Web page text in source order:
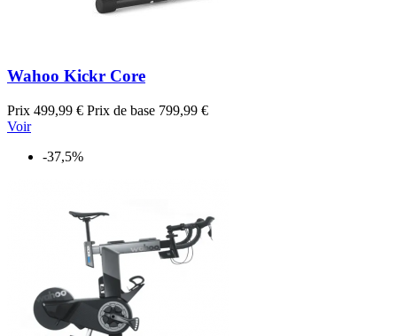
Wahoo Kickr Core
Prix 499,99 € Prix de base 799,99 €
Voir
-37,5%